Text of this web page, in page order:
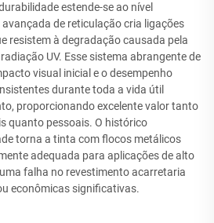
estende-se ao nível
de reticulação cria ligações
resistem à degradação causada pela
UV. Esse sistema abrangente de
visual inicial e o desempenho
durante toda a vida útil
proporcionando excelente valor tanto
quanto pessoais. O histórico
torna a tinta com flocos metálicos
adequada para aplicações de alto
falha no revestimento acarretaria
econômicas significativas.